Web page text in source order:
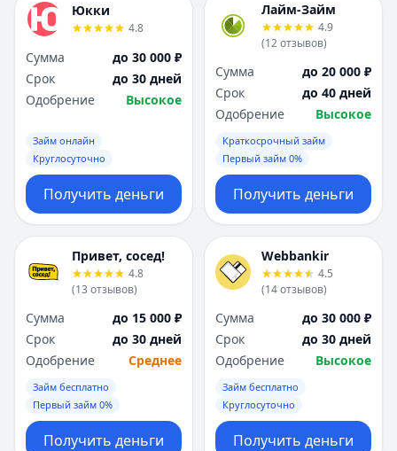
Юкки
4.8
Сумма
до 30 000 ₽
Срок
до 30 дней
Одобрение
Высокое
Займ онлайн
Круглосуточно
Получить деньги
Лайм-Займ
4.9
(12отзывов)
Сумма
до 20 000 ₽
Срок
до 40 дней
Одобрение
Высокое
Краткосрочный займ
Первый займ 0%
Получить деньги
Привет, сосед!
4.8
(13 отзывов)
Сумма
до 15 000 ₽
Срок
до 30 дней
Одобрение
Среднее
Займ бесплатно
Первый займ 0%
Получить деньги
Webbankir
4.5
(14отзывов)
Сумма
до 30 000 ₽
Срок
до 30 дней
Одобрение
Высокое
Займ бесплатно
Круглосуточно
Получить деньги